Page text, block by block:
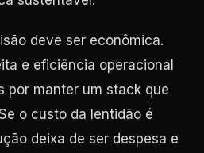
deve ser econômica.
e eficiência operacional
por manter um stack que
o custo da lentidão é
deixa de ser despesa e